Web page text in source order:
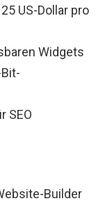
US-Dollar pro
Widgets
SEO
Builder